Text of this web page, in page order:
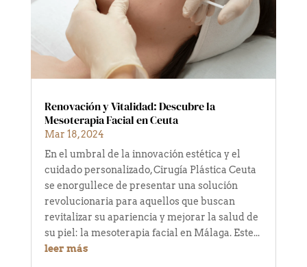
Renovación y Vitalidad: Descubre la
Mesoterapia Facial en Ceuta
Mar 18, 2024
En el umbral de la innovación estética y el
cuidado personalizado, Cirugía Plástica Ceuta
se enorgullece de presentar una solución
revolucionaria para aquellos que buscan
revitalizar su apariencia y mejorar la salud de
su piel: la mesoterapia facial en Málaga. Este...
leer más